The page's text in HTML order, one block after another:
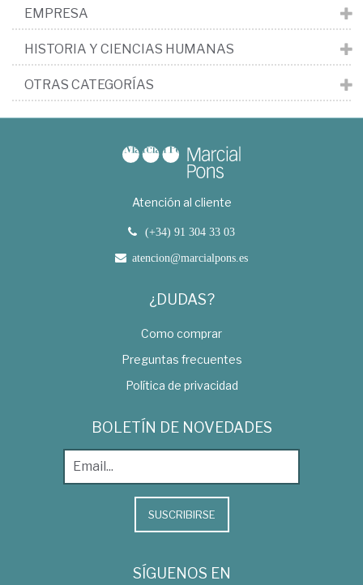
EMPRESA
HISTORIA Y CIENCIAS HUMANAS
OTRAS CATEGORÍAS
Atención al cliente
(+34) 91 304 33 03
atencion@marcialpons.es
¿DUDAS?
Como comprar
Preguntas frecuentes
Política de privacidad
BOLETÍN DE NOVEDADES
SUSCRIBIRSE
SÍGUENOS EN